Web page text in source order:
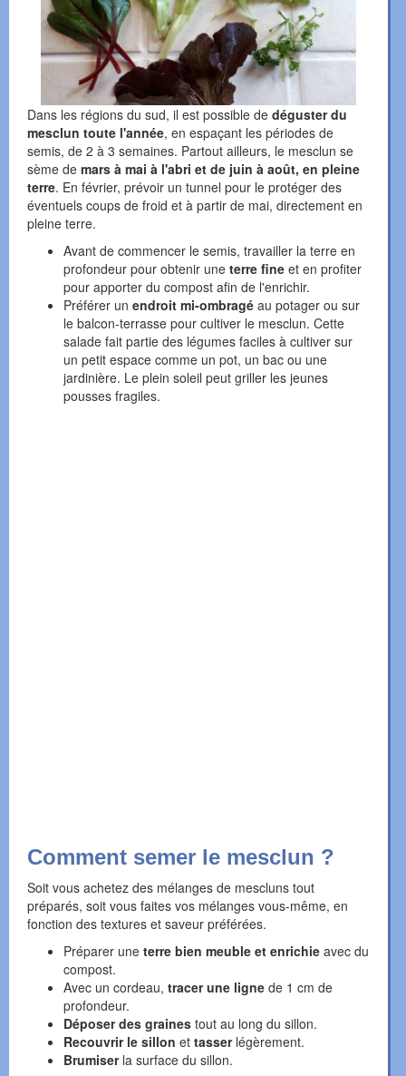
Dans les régions du sud, il est possible de déguster du
mesclun toute l'année, en espaçant les périodes de
semis, de 2 à 3 semaines. Partout ailleurs, le mesclun se
sème de mars à mai à l'abri et de juin à août, en pleine
terre. En février, prévoir un tunnel pour le protéger des
éventuels coups de froid et à partir de mai, directement en
pleine terre.
Avant de commencer le semis, travailler la terre en
profondeur pour obtenir une terre fine et en profiter
pour apporter du compost afin de l'enrichir.
Préférer un endroit mi-ombragé au potager ou sur
le balcon-terrasse pour cultiver le mesclun. Cette
salade fait partie des légumes faciles à cultiver sur
un petit espace comme un pot, un bac ou une
jardinière. Le plein soleil peut griller les jeunes
pousses fragiles.
Comment semer le mesclun ?
Soit vous achetez des mélanges de mescluns tout
préparés, soit vous faites vos mélanges vous-même, en
fonction des textures et saveur préférées.
Préparer une terre bien meuble et enrichie avec du
compost.
Avec un cordeau, tracer une ligne de 1 cm de
profondeur.
Déposer des graines tout au long du sillon.
Recouvrir le sillon et tasser légèrement.
Brumiserla surface du sillon.